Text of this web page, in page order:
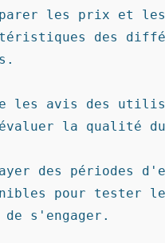
les prix et les
des
les avis des
la qualité
des périodes
pour tester
de s'engager.